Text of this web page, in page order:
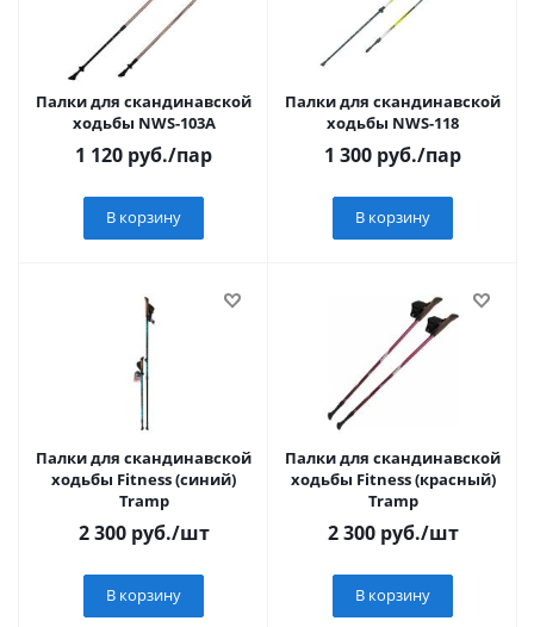
Палки для скандинавской
ходьбы NWS-103A
1 120 руб./пар
В корзину
Палки для скандинавской
ходьбы NWS-118
1 300 руб./пар
В корзину
Палки для скандинавской
ходьбы Fitness (синий)
Tramp
2 300руб./шт
В корзину
Палки для скандинавской
ходьбы Fitness (красный)
Tramp
2 300руб./шт
В корзину